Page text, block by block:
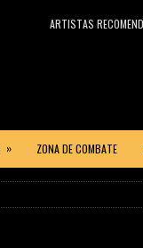
ARTISTAS
» ZONA DE COMBATE